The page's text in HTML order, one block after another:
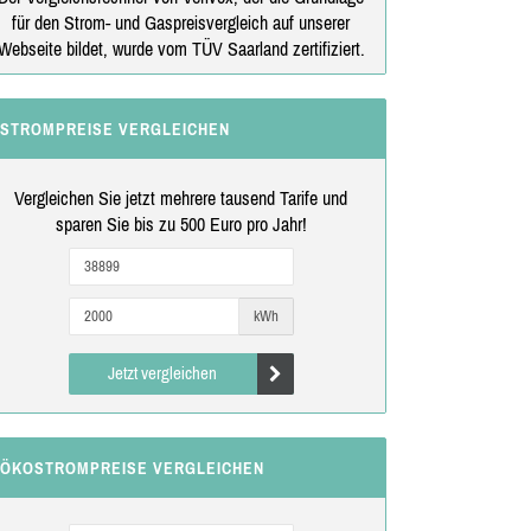
für den Strom- und Gaspreisvergleich auf unserer
bildet, wurde vom TÜV Saarland zertifiziert.
STROMPREISE VERGLEICHEN
Vergleichen Sie jetzt mehrere tausend Tarife und
sparen Sie bis zu 500 Euro pro Jahr!
kWh
Jetzt vergleichen
ÖKOSTROMPREISE VERGLEICHEN